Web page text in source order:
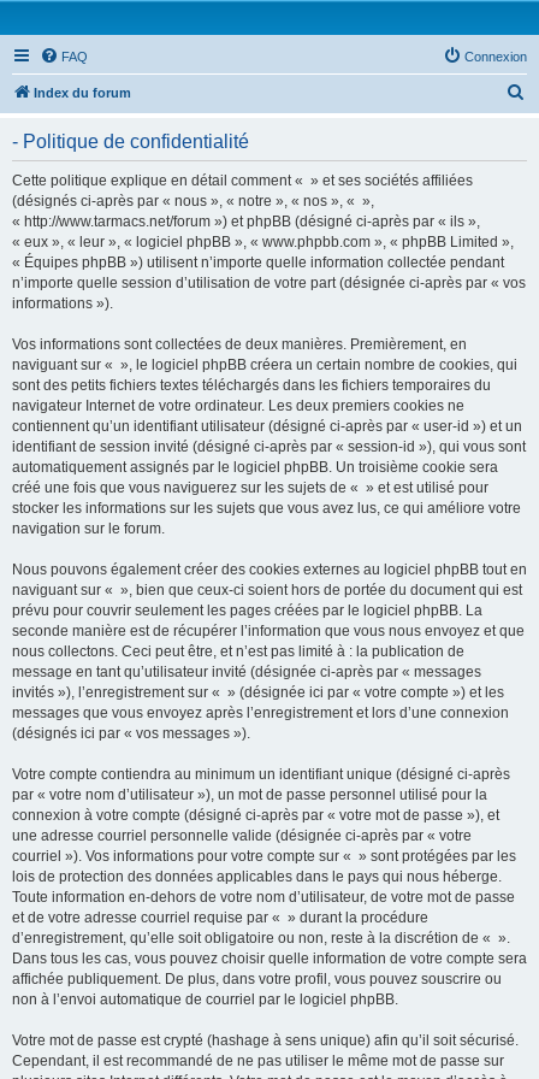
FAQ Connexion
Index du forum
- Politique de confidentialité
Cette politique explique en détail comment « » et ses sociétés affiliées
(désignés ci-après par « nous », « notre », « nos », « »,
« http://www.tarmacs.net/forum ») et phpBB (désigné ci-après par « ils »,
« eux », « leur », « logiciel phpBB », « www.phpbb.com », « phpBB Limited »,
« Équipes phpBB ») utilisent n’importe quelle information collectée pendant
n’importe quelle session d’utilisation de votre part (désignée ci-après par « vos
informations »).
Vos informations sont collectées de deux manières. Premièrement, en
naviguant sur « », le logiciel phpBB créera un certain nombre de cookies, qui
sont des petits fichiers textes téléchargés dans les fichiers temporaires du
navigateur Internet de votre ordinateur. Les deux premiers cookies ne
contiennent qu’un identifiant utilisateur (désigné ci-après par « user-id ») et un
identifiant de session invité (désigné ci-après par « session-id »), qui vous sont
automatiquement assignés par le logiciel phpBB. Un troisième cookie sera
créé une fois que vous naviguerez sur les sujets de « » et est utilisé pour
stocker les informations sur les sujets que vous avez lus, ce qui améliore votre
navigation sur le forum.
Nous pouvons également créer des cookies externes au logiciel phpBB tout en
naviguant sur « », bien que ceux-ci soient hors de portée du document qui est
prévu pour couvrir seulement les pages créées par le logiciel phpBB. La
seconde manière est de récupérer l’information que vous nous envoyez et que
nous collectons. Ceci peut être, et n’est pas limité à : la publication de
message en tant qu’utilisateur invité (désignée ci-après par « messages
invités »), l’enregistrement sur « » (désignée ici par « votre compte ») et les
messages que vous envoyez après l’enregistrement et lors d’une connexion
(désignés ici par « vos messages »).
Votre compte contiendra au minimum un identifiant unique (désigné ci-après
par « votre nom d’utilisateur »), un mot de passe personnel utilisé pour la
connexion à votre compte (désigné ci-après par « votre mot de passe »), et
une adresse courriel personnelle valide (désignée ci-après par « votre
courriel »). Vos informations pour votre compte sur « » sont protégées par les
lois de protection des données applicables dans le pays qui nous héberge.
Toute information en-dehors de votre nom d’utilisateur, de votre mot de passe
et de votre adresse courriel requise par « » durant la procédure
d’enregistrement, qu’elle soit obligatoire ou non, reste à la discrétion de « ».
Dans tous les cas, vous pouvez choisir quelle information de votre compte sera
affichée publiquement. De plus, dans votre profil, vous pouvez souscrire ou
non à l’envoi automatique de courriel par le logiciel phpBB.
Votre mot de passe est crypté (hashage à sens unique) afin qu’il soit sécurisé.
Cependant, il est recommandé de ne pas utiliser le même mot de passe sur